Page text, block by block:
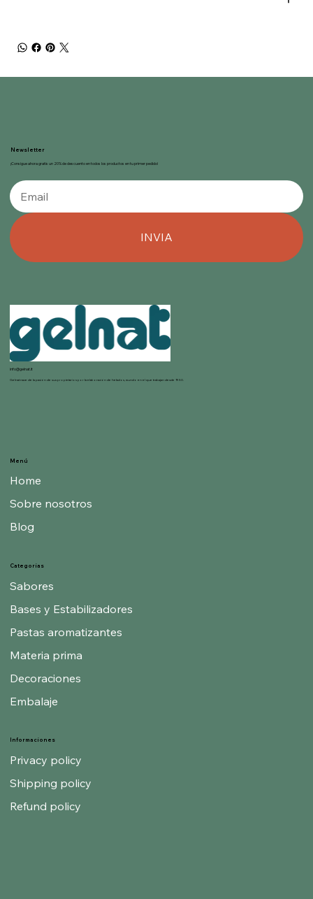
Newsletter
¡Consigue ahora gratis un 20% de descuento en todos los productos en tu primer pedido!
INVIA
info@gelnat.it
Gelnat nace de la pasión de sus propietarios por la elaboración de helados, mundo en el que trabajan desde 1950.
Informaciones
Privacy policy
Shipping policy
Refund policy
Categorías
Sabores
Bases y Estabilizadores
Pastas aromatizantes
Materia prima
Decoraciones
Embalaje
Menú
Home
Sobre nosotros
Blog